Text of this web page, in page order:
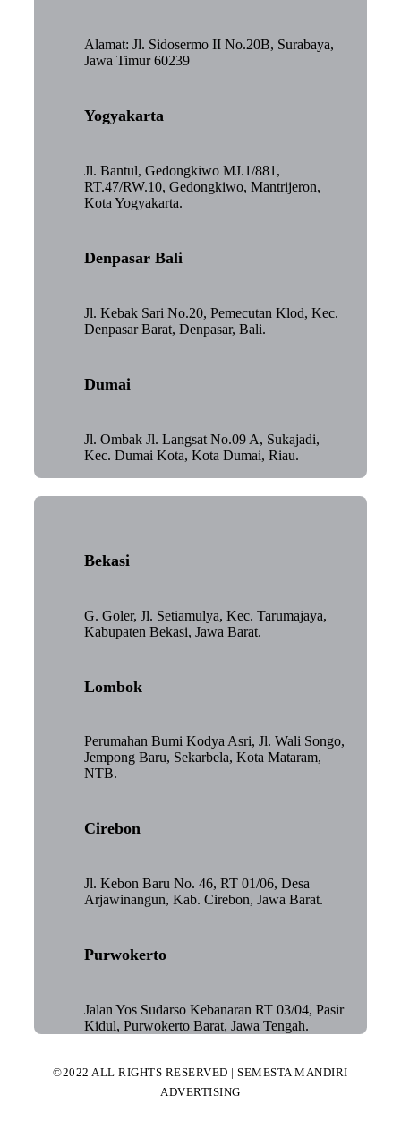
Alamat: Jl. Sidosermo II No.20B, Surabaya,
Jawa Timur 60239
Yogyakarta
Jl. Bantul, Gedongkiwo MJ.1/881,
RT.47/RW.10, Gedongkiwo, Mantrijeron,
Kota Yogyakarta.
Denpasar Bali
Jl. Kebak Sari No.20, Pemecutan Klod, Kec.
Denpasar Barat, Denpasar, Bali.
Dumai
Jl. Ombak Jl. Langsat No.09 A, Sukajadi,
Kec. Dumai Kota, Kota Dumai, Riau.
Bekasi
G. Goler, Jl. Setiamulya, Kec. Tarumajaya,
Kabupaten Bekasi, Jawa Barat.
Lombok
Perumahan Bumi Kodya Asri, Jl. Wali Songo,
Jempong Baru, Sekarbela, Kota Mataram,
NTB.
Cirebon
Jl. Kebon Baru No. 46, RT 01/06, Desa
Arjawinangun, Kab. Cirebon, Jawa Barat.
Purwokerto
Jalan Yos Sudarso Kebanaran RT 03/04, Pasir
Kidul, Purwokerto Barat, Jawa Tengah.
©2022 ALL RIGHTS RESERVED | SEMESTA MANDIRI
ADVERTISING